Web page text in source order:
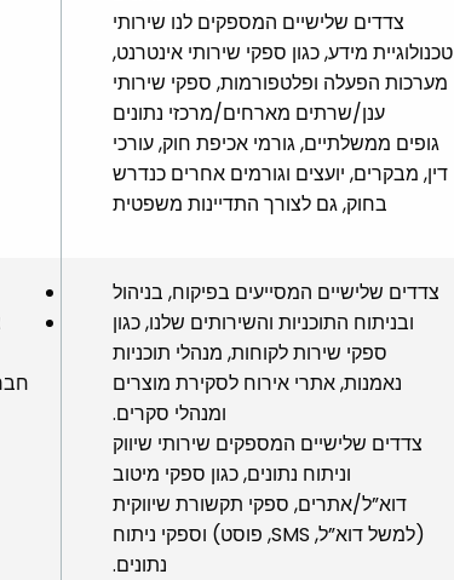
צדדים שלישיים המספקים לנו שירותי
טכנולוגיית מידע, כגון ספקי שירותי אינטרנט,
מערכות הפעלה ופלטפורמות, ספקי שירותי
ענן/שרתים מארחים/מרכזי נתונים
גופים ממשלתיים, גורמי אכיפת חוק, עורכי
דין, מבקרים, יועצים וגורמים אחרים כנדרש
בחוק, גם לצורך התדיינות משפטית
צדדים שלישיים המסייעים בפיקוח, בניהול
ובניתוח התוכניות והשירותים שלנו, כגון
ספקי שירות לקוחות, מנהלי תוכניות
נאמנות, אתרי אירוח לסקירת מוצרים
ומנהלי סקרים.
צדדים שלישיים המספקים שירותי שיווק
וניתוח נתונים, כגון ספקי מיטוב
דוא”ל/אתרים, ספקי תקשורת שיווקית
(למשל דוא”ל, SMS, פוסט) וספקי ניתוח
נתונים.